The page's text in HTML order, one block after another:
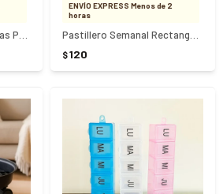
ENVÍO EXPRESS Menos de 2
horas
$120